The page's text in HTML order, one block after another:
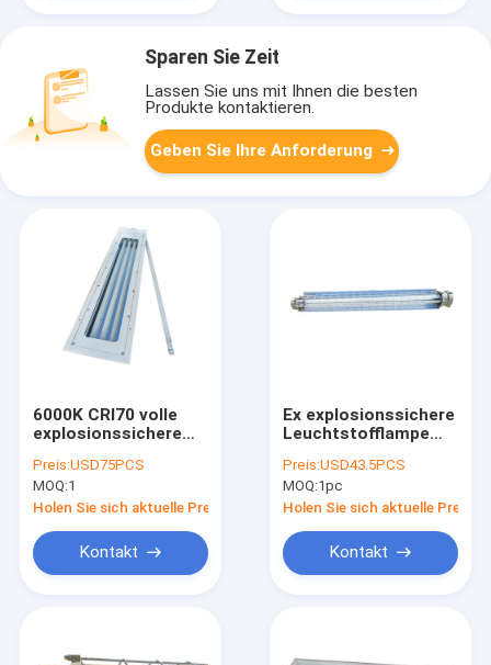
Sparen Sie Zeit
Lassen Sie uns mit Ihnen die besten
Produkte kontaktieren.
Geben Sie Ihre Anforderung
6000K CRI70 volle
explosionssichere
Plastik3ft 5ft linear
Preis:USD75PCS
MOQ:1
Holen Sie sich aktuelle Preis
Kontakt
Ex explosionssichere
Leuchtstofflampe
IP65 führte Birnen
des Rohr-T8
Preis:USD43.5PCS
MOQ:1pc
Holen Sie sich aktuelle Preis
Kontakt